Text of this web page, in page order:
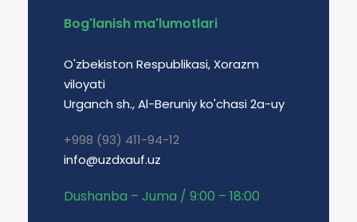
Bog'lanish ma'lumotlari
O'zbekiston Respublikasi, Xorazm
viloyati
Urganch sh., Al-Beruniy ko'chasi 2a-uy
+998 (93) 411-94-12
info@uzdxauf.uz
Dushanba – Juma / 9:00 – 18:00